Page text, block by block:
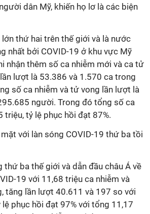
dân Mỹ, khiến họ lơ là các biện
lớn thứ hai trên thế giới và là nước
nhất bởi COVID-19 ở khu vực Mỹ
nhận thêm số ca nhiễm mới và ca tử
lần lượt là 53.386 và 1.570 ca trong
số ca nhiễm và tử vong lần lượt là
người. Trong đó tổng số ca
triệu, tỷ lệ phục hồi đạt 87%.
với làn sóng COVID-19 thứ ba tồi
thứ ba thế giới và dẫn đầu châu Á về
19 với 11,68 triệu ca nhiễm và
tăng lần lượt 40.611 và 197 so với
phục hồi đạt 97% với tổng 11,17